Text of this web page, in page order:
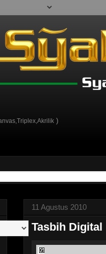
)
11 Agustus 2010
Tasbih Digital